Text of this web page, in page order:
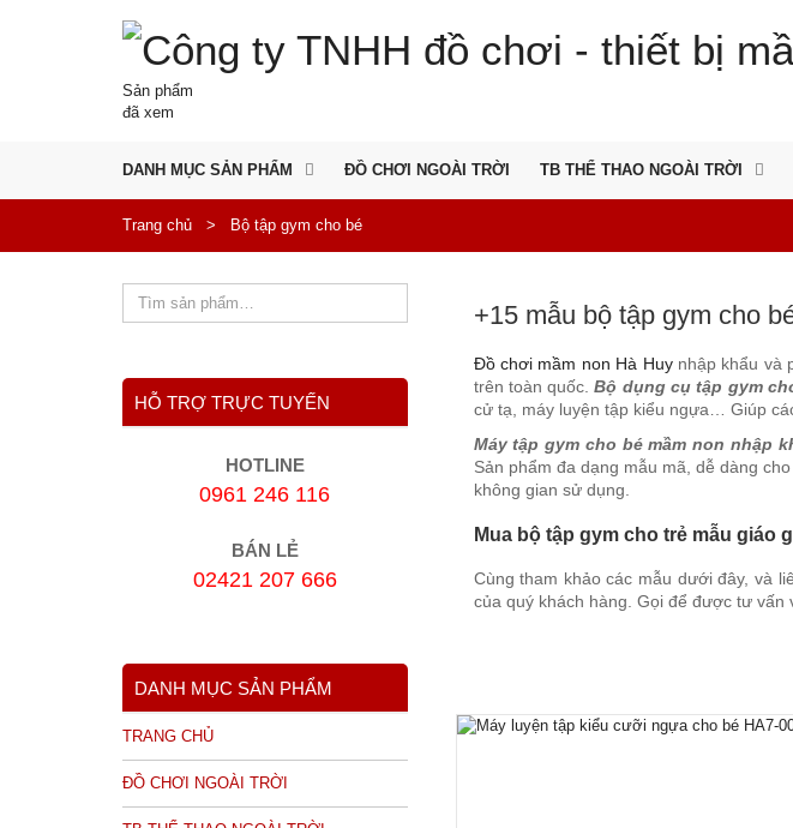
Sản phẩm
đã xem
DANH MỤC SẢN PHẨM ĐỒ CHƠI NGOÀI TRỜI TB THỂ THAO NGOÀI TRỜI
Trang chủ > Bộ tập gym cho bé
+15 mẫu bộ tập gym cho
Đồ chơi mầm non Hà Huynhập khẩu và
trên toàn quốc.Bộ dụng cụ tập gym
cử tạ, máy luyện tập kiểu ngựa… Giúp
Máy tập gym cho bé mầm non nhập
Sản phẩm đa dạng mẫu mã, dễ dàng
không gian sử dụng.
Mua bộ tập gym cho trẻ mẫu giáo
Cùng tham khảo các mẫu dưới đây, và
của quý khách hàng. Gọi để được tư vấn
HỖ TRỢ TRỰC TUYẾN
HOTLINE
0961 246 116
BÁN LẺ
02421 207 666
DANH MỤC SẢN PHẨM
TRANG CHỦ
ĐỒ CHƠI NGOÀI TRỜI